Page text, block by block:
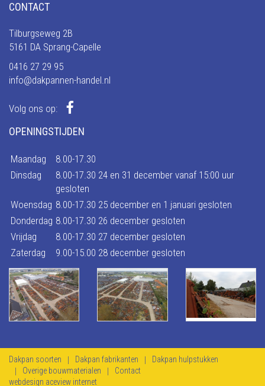
CONTACT
Tilburgseweg 2B
5161 DA Sprang-Capelle
0416 27 29 95
info@dakpannen-handel.nl
Volg ons op:
OPENINGSTIJDEN
Maandag
8.00-17.30
Dinsdag
8.00-17.30 24 en 31 december vanaf 15:00 uur
gesloten
Woensdag 8.00-17.30 25 december en 1 januari gesloten
Donderdag 8.00-17.30 26 december gesloten
Vrijdag
8.00-17.30 27 december gesloten
Zaterdag
9.00-15.00 28 december gesloten
Dakpan soorten Dakpan fabrikanten
Dakpan hulpstukken
Overige bouwmaterialen
Contact
webdesign aceview internet